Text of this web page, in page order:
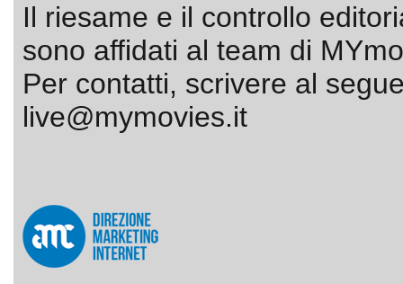
Il riesame e il controllo
sono affidati al team di
Per contatti, scrivere al
live@mymovies.it